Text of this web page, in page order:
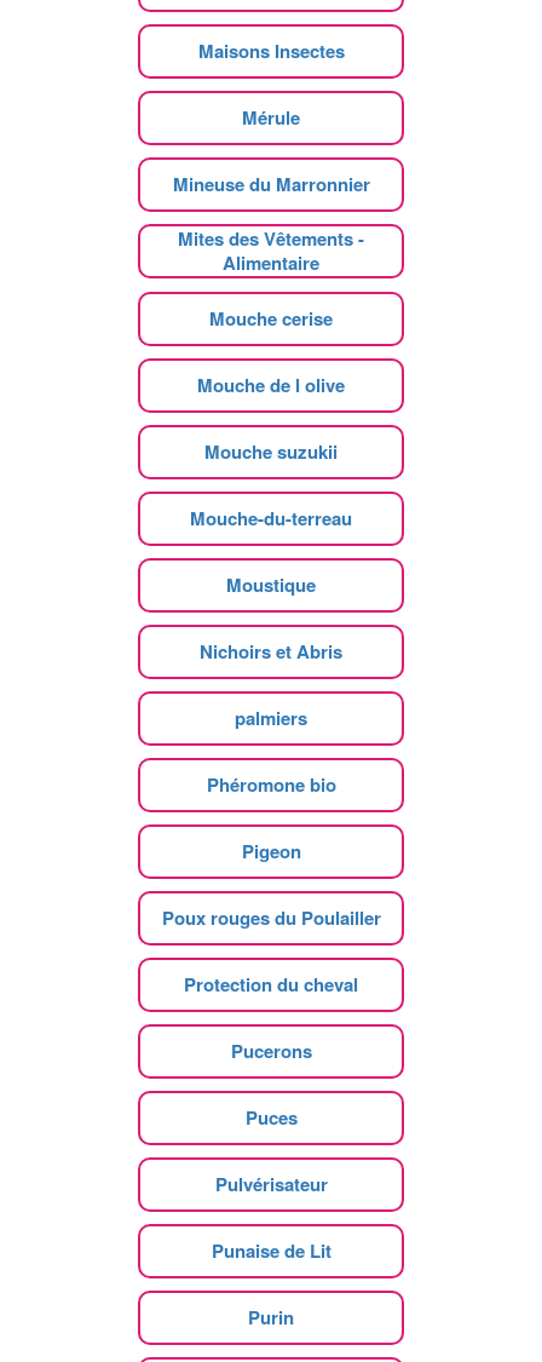
Maisons Insectes
Mérule
Mineuse du Marronnier
Mites des Vêtements -
Alimentaire
Mouche cerise
Mouche de l olive
Mouche suzukii
Mouche-du-terreau
Moustique
Nichoirs et Abris
palmiers
Phéromone bio
Pigeon
Poux rouges du Poulailler
Protection du cheval
Pucerons
Puces
Pulvérisateur
Punaise de Lit
Purin